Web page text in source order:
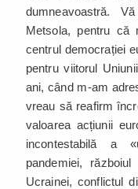
dumneavoastră.
Metsola, pentru
centrul democrației
pentru viitorul
ani, când m-am
vreau să reafirm
valoarea acțiunii
incontestabilă a
pandemiei,
Ucrainei, conflictul